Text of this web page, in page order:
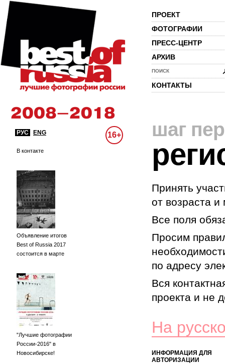
ПРОЕКТ
ФОТОГРАФИИ
ПРЕСС-ЦЕНТР
АРХИВ
ПОИСК
КОНТАКТЫ
РУС ENG 16+
В контакте
Объявление итогов
Best of Russia 2017
состоится в марте
"Лучшие фотографии
России-2016" в
Новосибирске!
шаг
Принять
от возраста
Все поля
Просим
по адресу
Вся
проекта и не
На
ИНФОРМАЦИЯ ДЛЯ
АВТОРИЗАЦИИ